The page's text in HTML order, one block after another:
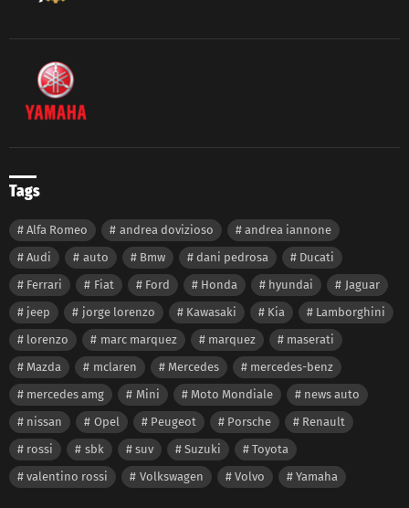
Tags
Alfa Romeo andrea dovizioso
andrea iannone
Audi
auto Bmw dani pedrosa
Ducati
Ferrari
Fiat Ford Honda hyundai
Jaguar
jeep
jorge lorenzo Kawasaki Kia
Lamborghini
lorenzo
marc marquez marquez
maserati
Mazda
mclaren Mercedes
mercedes-benz
mercedes amg
Mini Moto Mondiale
news auto
nissan
Opel Peugeot Porsche
Renault
rossi
sbk suv Suzuki
Toyota
valentino rossi
Volkswagen Volvo Yamaha